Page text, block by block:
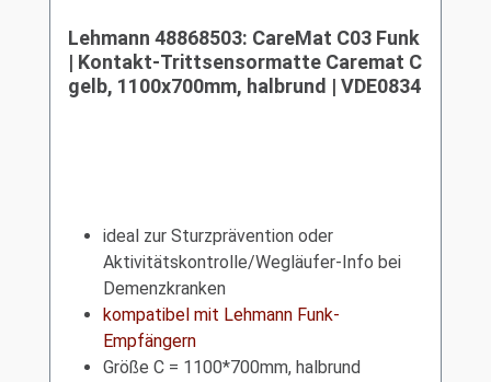
Lehmann 48868503: CareMat C03 Funk
| Kontakt-Trittsensormatte Caremat C
gelb, 1100x700mm, halbrund | VDE0834
ideal zur Sturzprävention oder
Aktivitätskontrolle/Wegläufer-Info bei
Demenzkranken
kompatibel mit Lehmann Funk-
Empfängern
Größe C = 1100*700mm, halbrund